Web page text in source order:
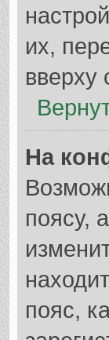
их,
вверху
На
поясу,
пояс,